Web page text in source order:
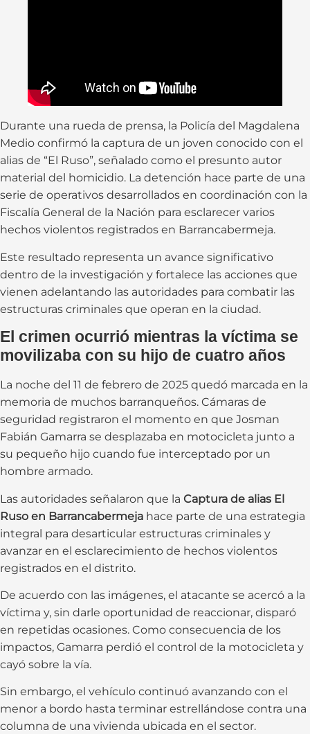
Durante una rueda de prensa, la Policía del Magdalena
Medio confirmó la captura de un joven conocido con el
alias de “El Ruso”, señalado como el presunto autor
material del homicidio. La detención hace parte de una
serie de operativos desarrollados en coordinación con la
Fiscalía General de la Nación para esclarecer varios
hechos violentos registrados en Barrancabermeja.
Este resultado representa un avance significativo
dentro de la investigación y fortalece las acciones que
vienen adelantando las autoridades para combatir las
estructuras criminales que operan en la ciudad.
El crimen ocurrió mientras la víctima se
movilizaba con su hijo de cuatro años
La noche del 11 de febrero de 2025 quedó marcada en la
memoria de muchos barranqueños. Cámaras de
seguridad registraron el momento en que Josman
Fabián Gamarra se desplazaba en motocicleta junto a
su pequeño hijo cuando fue interceptado por un
hombre armado.
Las autoridades señalaron que la Captura de alias El
Ruso en Barrancabermeja hace parte de una estrategia
integral para desarticular estructuras criminales y
avanzar en el esclarecimiento de hechos violentos
registrados en el distrito.
De acuerdo con las imágenes, el atacante se acercó a la
víctima y, sin darle oportunidad de reaccionar, disparó
en repetidas ocasiones. Como consecuencia de los
impactos, Gamarra perdió el control de la motocicleta y
cayó sobre la vía.
Sin embargo, el vehículo continuó avanzando con el
menor a bordo hasta terminar estrellándose contra una
columna de una vivienda ubicada en el sector.